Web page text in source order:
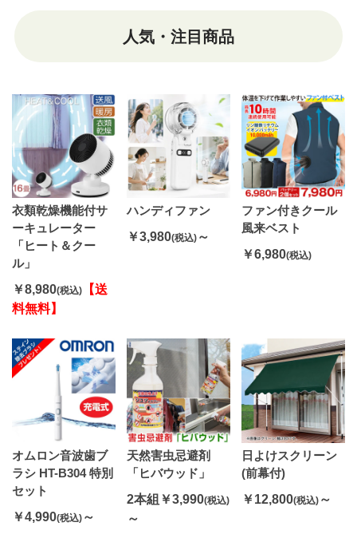
人気・注目商品
衣類乾燥機能付サ
ーキュレーター
「ヒート＆クー
ル」
￥8,980(税込)
【送
料無料】
ハンディファン
￥3,980(税込)～
ファン付きクール
風来ベスト
￥6,980(税込)
オムロン音波歯ブ
ラシ HT-B304 特別
セット
￥4,990(税込) ～
天然害虫忌避剤
「ヒバウッド」
2本組￥3,990(税込)
～
日よけスクリーン
(前幕付)
￥12,800(税込)～